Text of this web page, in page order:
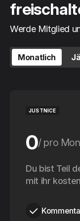
Werde Mitglied
Monatlich
JUSTNICE
0 pro
0 pro Jahr
Du bist Teil
mit ihr